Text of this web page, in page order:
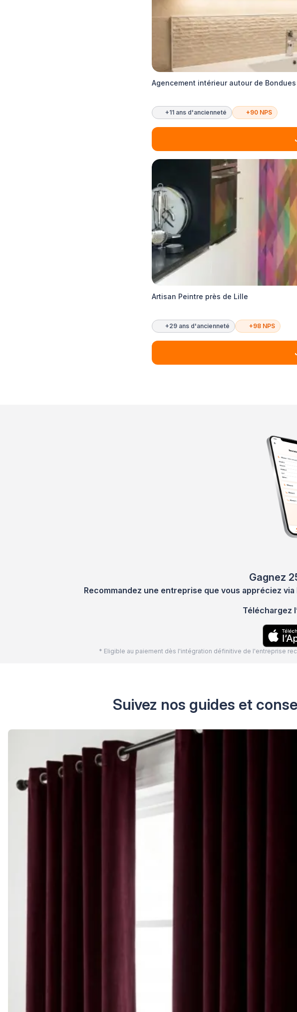
Agencement intérieur autour de Bondues
+11 ans d'ancienneté +90 NPS
Artisan Peintre près de Lille
+29 ans d'ancienneté +98 NPS
Gagnez
Recommandez une entreprise que vous appréciez via
Téléchargez
* Eligible au paiement dès l'intégration définitive de l'entreprise
Suivez nos guides et